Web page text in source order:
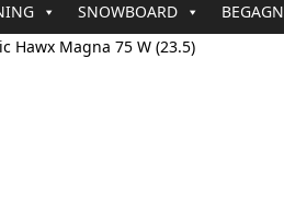
SNOWBOARD
Hawx Magna 75 W (23.5)